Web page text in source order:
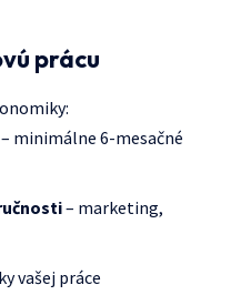
prácu
– minimálne 6-mesačné
– marketing,
vašej práce